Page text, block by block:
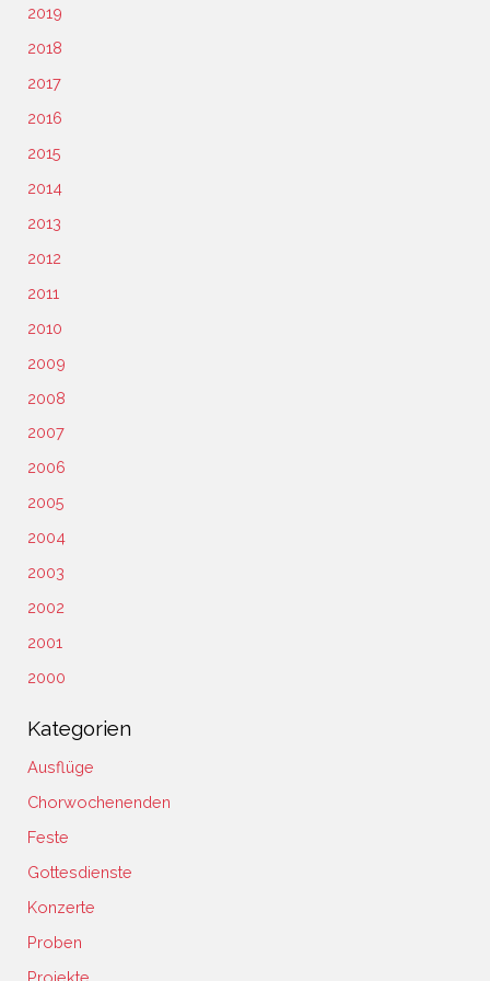
2019
2018
2017
2016
2015
2014
2013
2012
2011
2010
2009
2008
2007
2006
2005
2004
2003
2002
2001
2000
Kategorien
Ausflüge
Chorwochenenden
Feste
Gottesdienste
Konzerte
Proben
Projekte